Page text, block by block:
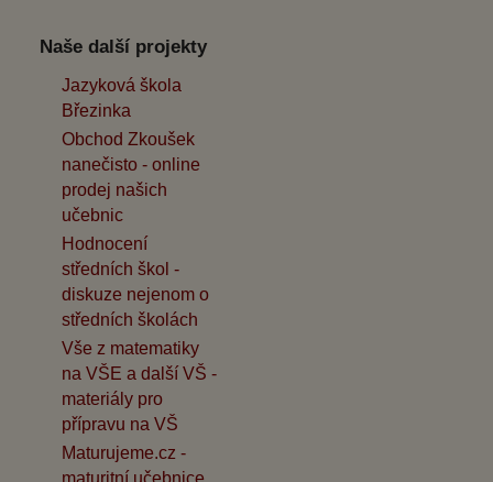
Naše další projekty
Jazyková škola
Březinka
Obchod Zkoušek
nanečisto - online
prodej našich
učebnic
Hodnocení
středních škol -
diskuze nejenom o
středních školách
Vše z matematiky
na VŠE a další VŠ -
materiály pro
přípravu na VŠ
Maturujeme.cz -
maturitní učebnice